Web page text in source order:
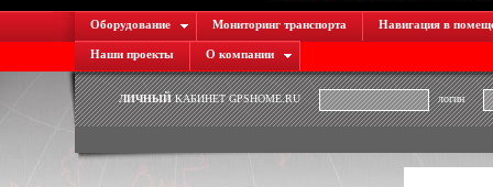
Оборудование Мониторинг транспорта Навигация в
Наши проекты О компании
ЛИЧНЫЙКАБИНЕТ GPSHOME.RU логин